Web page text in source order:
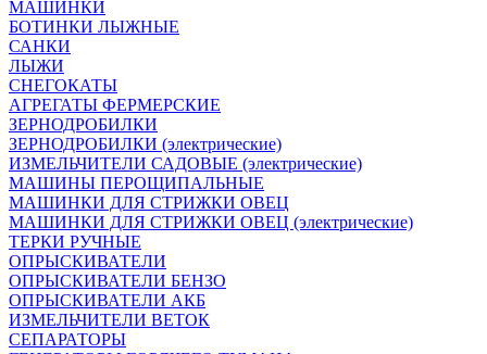
МАШИНКИ
БОТИНКИ ЛЫЖНЫЕ
САНКИ
ЛЫЖИ
СНЕГОКАТЫ
АГРЕГАТЫ ФЕРМЕРСКИЕ
ЗЕРНОДРОБИЛКИ
ЗЕРНОДРОБИЛКИ (электрические)
ИЗМЕЛЬЧИТЕЛИ САДОВЫЕ (электрические)
МАШИНЫ ПЕРОЩИПАЛЬНЫЕ
МАШИНКИ ДЛЯ СТРИЖКИ ОВЕЦ
МАШИНКИ ДЛЯ СТРИЖКИ ОВЕЦ (электрические)
ТЕРКИ РУЧНЫЕ
ОПРЫСКИВАТЕЛИ
ОПРЫСКИВАТЕЛИ БЕНЗО
ОПРЫСКИВАТЕЛИ АКБ
ИЗМЕЛЬЧИТЕЛИ ВЕТОК
СЕПАРАТОРЫ